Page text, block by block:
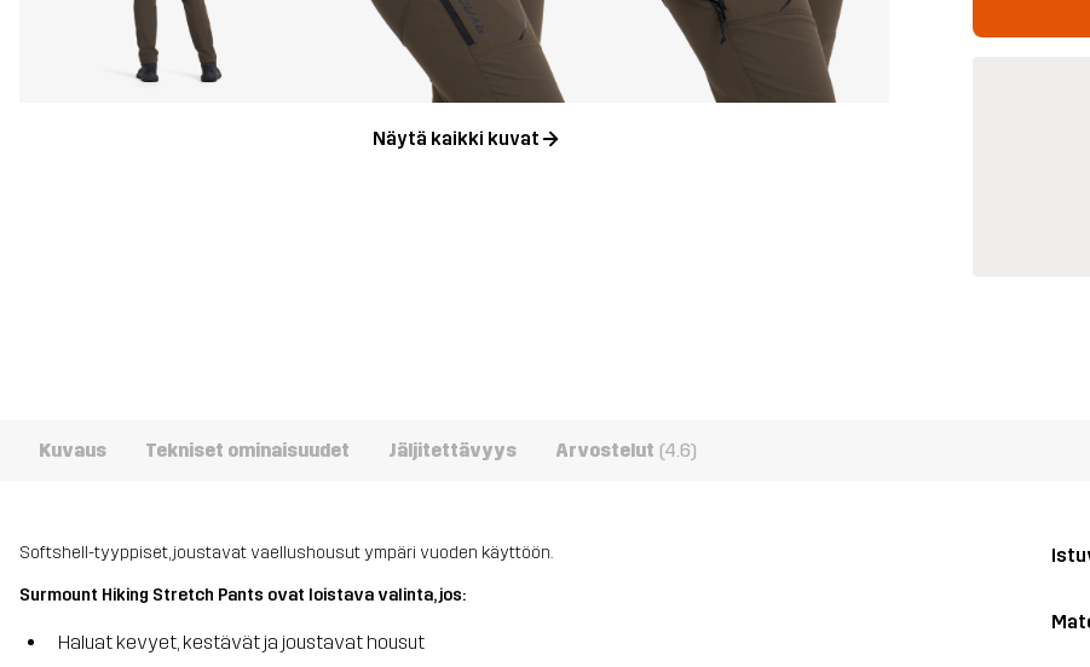
Näytä kaikki kuvat
Kuvaus Tekniset ominaisuudet Jäljitettävyys Arvostelut (4.6)
Softshell-tyyppiset, joustavat vaellushousut ympäri vuoden käyttöön.
Surmount Hiking Stretch Pants ovat loistava valinta, jos:
Haluat kevyet, kestävät ja joustavat housut